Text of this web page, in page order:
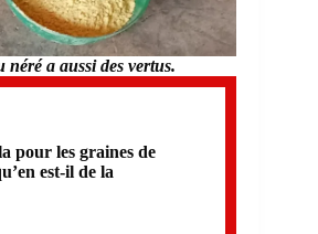
néré a aussi des vertus.
pour les graines de
est-il de la